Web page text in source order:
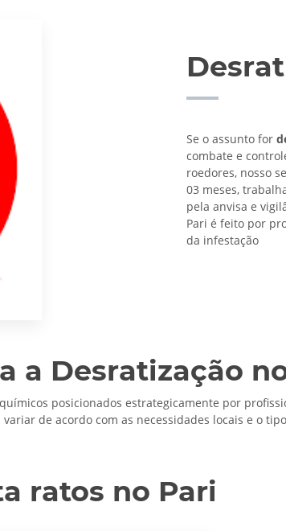
Se o assunto for
combate e
roedores, nosso
03 meses,
pela anvisa e
Pari é feito por
da infestação
a Desratização
posicionados estrategicamente por
de acordo com as necessidades locais e o
ratos no Pari